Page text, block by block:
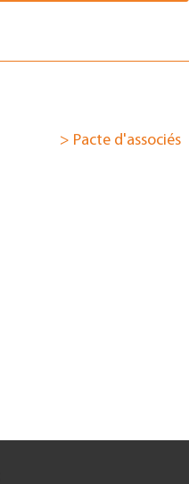
> Pacte d'associés